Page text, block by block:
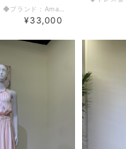
◆ドレス番号：4916 ◆ブランド：Amanda Uprichard ◆サイズ：M ◆カラー：グリーン ※平置きサイズ寸法 着丈：83cm 肩幅：33cm バスト：48cm ウエスト：45cm ヒップ： 58cm～ アームホール：22cm 原産国：中国 素材：ポリエステル100% 〈生地感〉 ＝＝＝＝＝＝＝＝＝＝＝＝＝＝＝＝ 伸縮性：なし 厚み：普通 裏地：あり 透け感：なし ＝＝＝＝＝＝＝＝＝＝＝＝＝＝＝＝ その他 ファスナーなし 前立てウエストまでオープン ◆マネキンサイズ 本体（H） 178cm バスト 78cm ウエスト 59cm ヒップ 87cm
¥33,000